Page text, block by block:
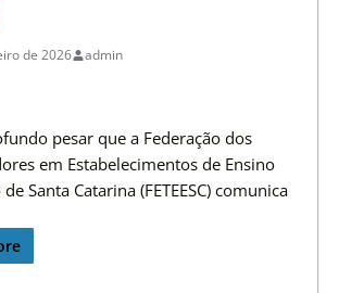
de 2026 admin
pesar que a Federação dos
em Estabelecimentos de Ensino
Santa Catarina (FETEESC) comunica